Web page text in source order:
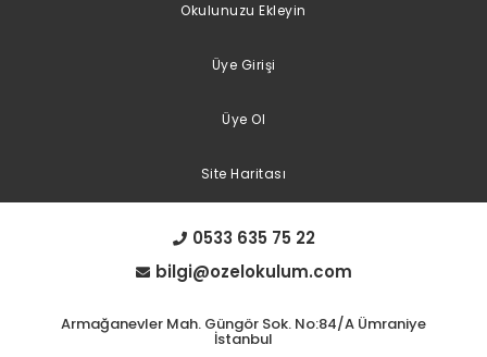
Okulunuzu Ekleyin
Üye Girişi
Üye Ol
Site Haritası
0533 635 75 22
bilgi@ozelokulum.com
Armağanevler Mah. Güngör Sok. No:84/A Ümraniye
İstanbul